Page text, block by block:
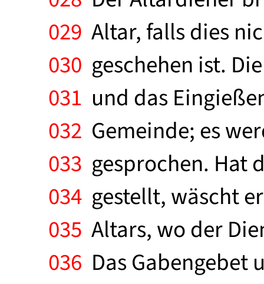
029 Altar, falls dies
030 geschehen ist.
031 und das
032 Gemeinde; es
033 gesprochen. Hat
034 gestellt, wäscht
035 Altars, wo der
036 Das Gabengebet